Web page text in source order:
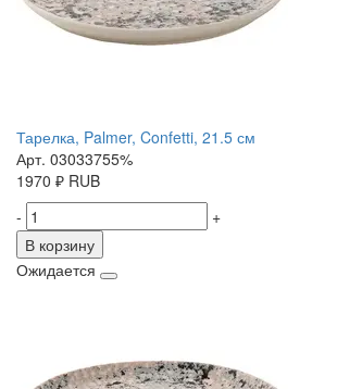
Тарелка, Palmer, Confetti, 21.5 см
Арт. 03033755%
1970 ₽ RUB
-
+
В корзину
Ожидается